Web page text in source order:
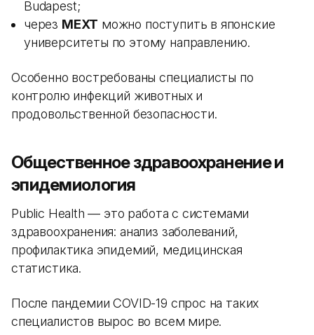
Budapest;
через MEXT можно поступить в японские
университеты по этому направлению.
Особенно востребованы специалисты по
контролю инфекций животных и
продовольственной безопасности.
Общественное здравоохранение и
эпидемиология
Public Health — это работа с системами
здравоохранения: анализ заболеваний,
профилактика эпидемий, медицинская
статистика.
После пандемии COVID-19 спрос на таких
специалистов вырос во всем мире.